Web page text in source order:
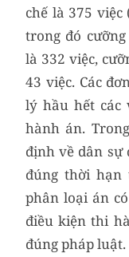
chế là 375 việc
trong đó
là 332 việc,
43 việc. Các
lý hầu hết các
hành án.
định về dân
đúng thời hạn
phân loại án
điều kiện thi
đúng pháp luật.